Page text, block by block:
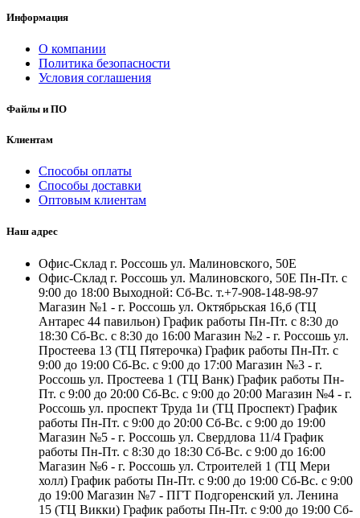
Информация
О компании
Политика безопасности
Условия соглашения
Файлы и ПО
Клиентам
Способы оплаты
Способы доставки
Оптовым клиентам
Наш адрес
Офис-Склад г. Россошь ул. Малиновского, 50Е
Офис-Склад г. Россошь ул. Малиновского, 50Е Пн-Пт. с
9:00 до 18:00 Выходной: Сб-Вс. т.+7-908-148-98-97
Магазин №1 - г. Россошь ул. Октябрьская 16,б (ТЦ
Антарес 44 павильон) График работы Пн-Пт. с 8:30 до
18:30 Сб-Вс. с 8:30 до 16:00 Магазин №2 - г. Россошь ул.
Простеева 13 (ТЦ Пятерочка) График работы Пн-Пт. с
9:00 до 19:00 Сб-Вс. с 9:00 до 17:00 Магазин №3 - г.
Россошь ул. Простеева 1 (ТЦ Ванк) График работы Пн-
Пт. с 9:00 до 20:00 Сб-Вс. с 9:00 до 20:00 Магазин №4 - г.
Россошь ул. проспект Труда 1и (ТЦ Проспект) График
работы Пн-Пт. с 9:00 до 20:00 Сб-Вс. с 9:00 до 19:00
Магазин №5 - г. Россошь ул. Свердлова 11/4 График
работы Пн-Пт. с 8:30 до 18:30 Сб-Вс. с 9:00 до 16:00
Магазин №6 - г. Россошь ул. Строителей 1 (ТЦ Мери
холл) График работы Пн-Пт. с 9:00 до 19:00 Сб-Вс. с 9:00
до 19:00 Магазин №7 - ПГТ Подгоренский ул. Ленина
15 (ТЦ Викки) График работы Пн-Пт. с 9:00 до 19:00 Сб-